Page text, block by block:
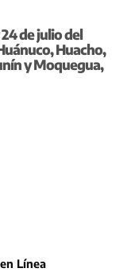
de julio del
Huacho,
y Moquegua,
Línea